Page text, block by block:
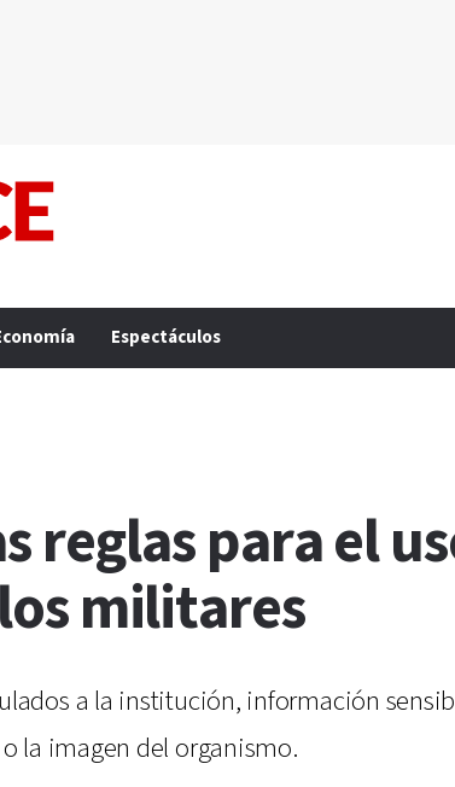
Espectáculos
reglas para el
militares
a la institución, información
la imagen del organismo.